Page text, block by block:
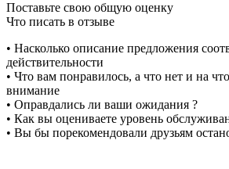
Поставьте свою общую оценку
Что писать в отзыве
• Насколько описание предложения
действительности
• Что вам понравилось, а что нет и на
внимание
• Оправдались ли ваши ожидания ?
• Как вы оцениваете уровень
• Вы бы порекомендовали друзьям